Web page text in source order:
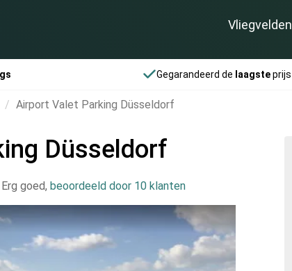
Vliegvelden
Gegarandeerd de laagsteprijs
Airport Valet Parking Düsseldorf
Düsseldorf
Erg goed, beoordeeld door 10 klanten